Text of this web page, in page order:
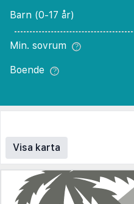
Barn (0-17 år)
Min. sovrum
Boende
Visa karta